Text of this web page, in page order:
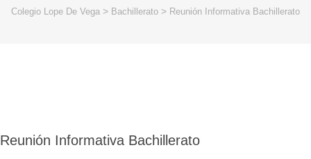
Colegio Lope De Vega > Bachillerato > Reunión Informativa Bachillerato
Reunión Informativa Bachillerato